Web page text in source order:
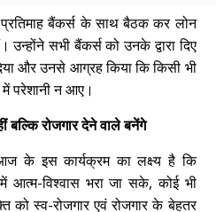
बैंकर्स के साथ बैठक कर लोन
सभी बैंकर्स को उनके द्वारा दिए
और उनसे आग्रह किया कि किसी भी
में परेशानी न आए।
बल्कि रोजगार देने वाले बनेंगे
के इस कार्यक्रम का लक्ष्य है कि
में आत्म-विश्वास भरा जा सके, कोई भी
को स्व-रोजगार एवं रोजगार के बेहतर